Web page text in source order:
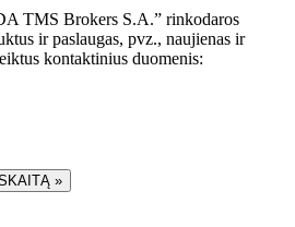
TMS Brokers S.A.” rinkodaros
ir paslaugas, pvz., naujienas ir
kontaktinius duomenis:
»